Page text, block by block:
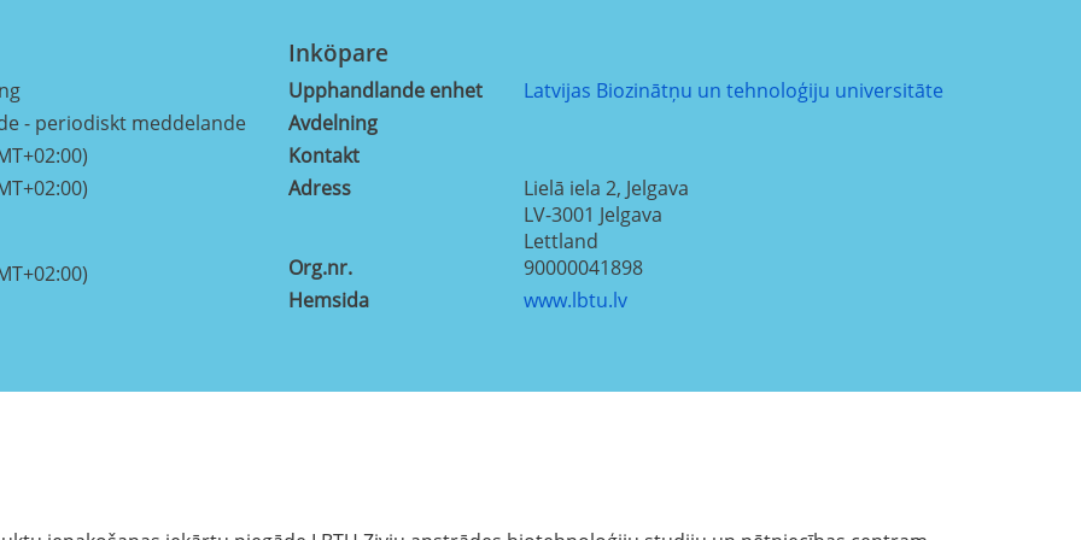
- periodiskt meddelande
Inköpare
Upphandlande enhet
Latvijas Biozinātņu un tehnoloģiju universitāte
Avdelning
Kontakt
Adress
Lielā iela 2, Jelgava
LV-3001 Jelgava
Lettland
Org.nr.
90000041898
Hemsida
www.lbtu.lv